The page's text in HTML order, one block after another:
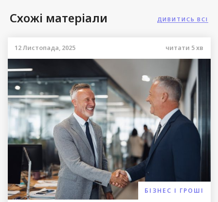
Схожі матеріали ДИВИТИСЬ ВСІ
12 Листопада, 2025 читати 5хв
БІЗНЕС І ГРОШІ